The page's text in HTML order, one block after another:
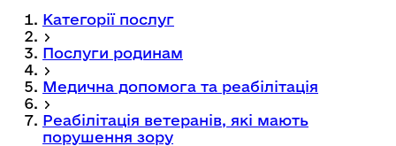
Категорії послуг
Послуги родинам
Медична допомога та реабілітація
Реабілітація ветеранів, які мають
порушення зору